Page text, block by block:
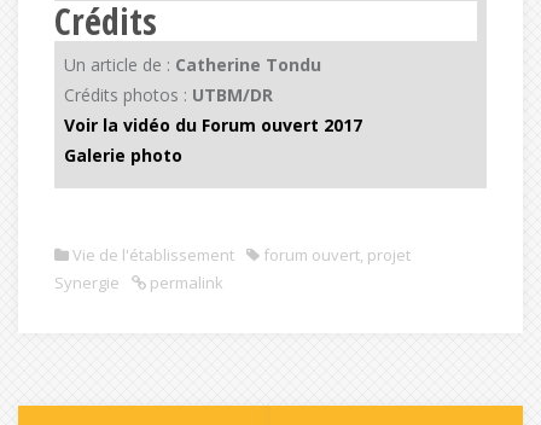
Crédits
Un article de : Catherine Tondu
Crédits photos : UTBM/DR
Voir la vidéo du Forum ouvert 2017
Galerie photo
Vie de l'établissement forum ouvert, projet
Synergie
permalink